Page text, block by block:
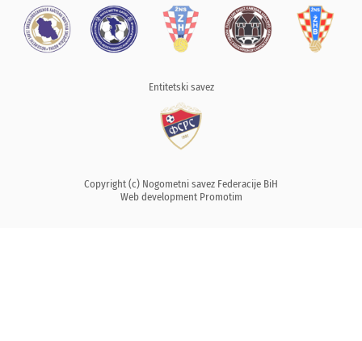
Entitetski savez
Copyright (c) Nogometni savez Federacije BiH
Web development Promotim